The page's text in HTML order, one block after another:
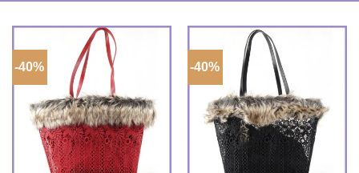
-40% -40%